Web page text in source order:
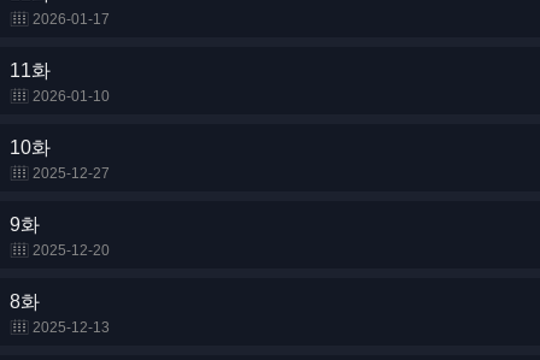
2026-01-17
11화
2026-01-10
10화
2025-12-27
9화
2025-12-20
8화
2025-12-13